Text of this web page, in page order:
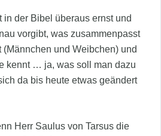
in der Bibel überaus ernst und
vorgibt, was zusammenpasst
(Männchen und Weibchen) und
kennt … ja, was soll man dazu
da bis heute etwas geändert
Herr Saulus von Tarsus die